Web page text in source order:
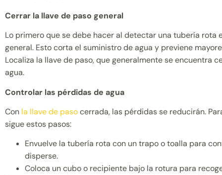
Cerrar la llave de paso general
Lo primero que se debe hacer al detectar una tubería rota
general. Esto corta el suministro de agua y previene
Localiza la llave de paso, que generalmente se encuentra
agua.
Controlar las pérdidas de agua
Con la llave de pasocerrada, las pérdidas se reducirán.
sigue estos pasos:
Envuelve la tubería rota con un trapo o toalla para
disperse.
Coloca un cubo o recipiente bajo la rotura para